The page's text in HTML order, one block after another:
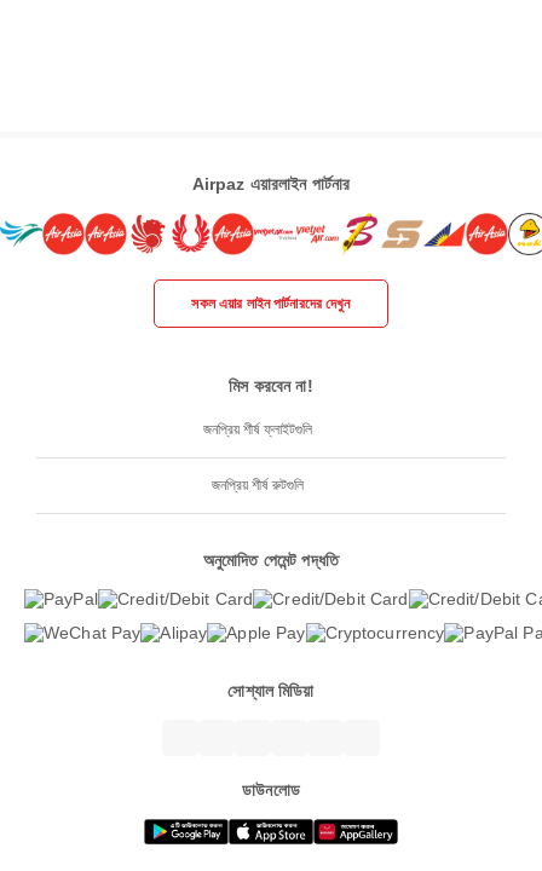
Airpaz এয়ারলাইন পার্টনার
সকল এয়ার লাইন পার্টনারদের দেখুন
মিস করবেন না!
জনপ্রিয় শীর্ষ ফ্লাইটগুলি
জনপ্রিয় শীর্ষ রুটগুলি
অনুমোদিত পেমেন্ট পদ্ধতি
সোশ্যাল মিডিয়া
ডাউনলোড